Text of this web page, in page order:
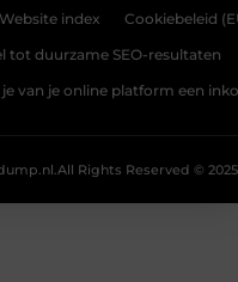
Website index Cookiebeleid
tot duurzame SEO-resultaten
van je online platform een
All Rights Reserved © 2025